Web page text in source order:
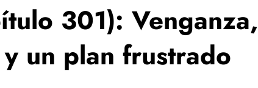
301): Venganza,
un plan frustrado